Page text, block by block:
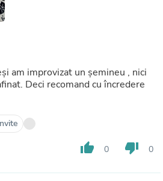
am improvizat un șemineu , nici
Deci recomand cu încredere
thumb_up 0 thumb_down 0